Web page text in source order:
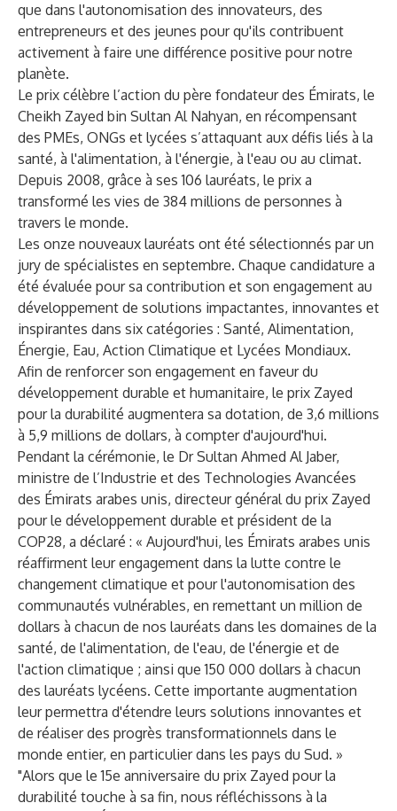
que dans l'autonomisation des innovateurs, des
entrepreneurs et des jeunes pour qu'ils contribuent
activement à faire une différence positive pour notre
planète.
Le prix célèbre l’action du père fondateur des Émirats, le
Cheikh Zayed bin Sultan Al Nahyan, en récompensant
des PMEs, ONGs et lycées s’attaquant aux défis liés à la
santé, à l'alimentation, à l'énergie, à l'eau ou au climat.
Depuis 2008, grâce à ses 106 lauréats, le prix a
transformé les vies de 384 millions de personnes à
travers le monde.
Les onze nouveaux lauréats ont été sélectionnés par un
jury de spécialistes en septembre. Chaque candidature a
été évaluée pour sa contribution et son engagement au
développement de solutions impactantes, innovantes et
inspirantes dans six catégories : Santé, Alimentation,
Énergie, Eau, Action Climatique et Lycées Mondiaux.
Afin de renforcer son engagement en faveur du
développement durable et humanitaire, le prix Zayed
pour la durabilité augmentera sa dotation, de 3,6 millions
à 5,9 millions de dollars, à compter d'aujourd'hui.
Pendant la cérémonie, le Dr Sultan Ahmed Al Jaber,
ministre de l’Industrie et des Technologies Avancées
des Émirats arabes unis, directeur général du prix Zayed
pour le développement durable et président de la
COP28, a déclaré : « Aujourd'hui, les Émirats arabes unis
réaffirment leur engagement dans la lutte contre le
changement climatique et pour l'autonomisation des
communautés vulnérables, en remettant un million de
dollars à chacun de nos lauréats dans les domaines de la
santé, de l'alimentation, de l'eau, de l'énergie et de
l'action climatique ; ainsi que 150 000 dollars à chacun
des lauréats lycéens. Cette importante augmentation
leur permettra d'étendre leurs solutions innovantes et
de réaliser des progrès transformationnels dans le
monde entier, en particulier dans les pays du Sud. »
"Alors que le 15e anniversaire du prix Zayed pour la
durabilité touche à sa fin, nous réfléchissons à la